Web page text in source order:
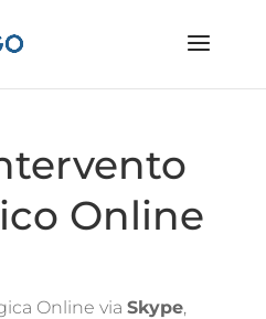
Online
Online via Skype,